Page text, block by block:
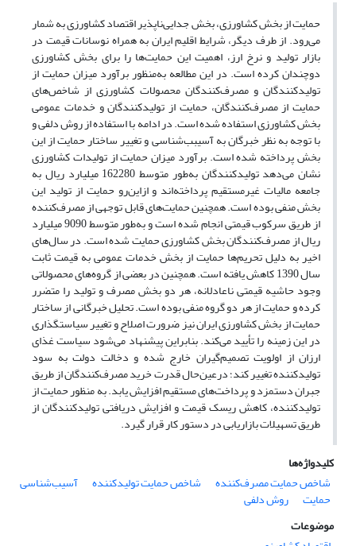
حمایت از بخش کشاورزی، بخش جدایی‌ناپذیر اقتصاد کشاورزی به شمار
می‌‌رود. از طرف دیگر، شرایط اقلیم ایران به همراه نوسانات قیمت در
بازار تولید و نرخ ارز، اهمیت این حمایت‌ها را برای بخش کشاورزی
دوچندان کرده است. در این مطالعه به‌منظور برآورد میزان حمایت از
تولیدکنندگان و مصرف‌کنندگان محصولات کشاورزی از شاخص‌های
حمایت از مصرف‌کنندگان، حمایت از تولیدکنندگان و خدمات عمومی
بخش کشاورزی استفاده شده است. در ادامه با استفاده از روش دلفی و
با توجه به نظر خبرگان به آسیبب‌شناسی و تغییر ساختار حمایت از این
بخش پرداخته شده است. برآورد میزان حمایت از تولیدات کشاورزی
نشان‌ می‌دهد تولیدکنندگان به‌طور متوسط 162280 میلیارد ریال به
جامعه مالیات غیرمستقیم پرداخته‌اند و از‌این‌رو حمایت از تولید این
بخش منفی بوده است. همچنین حمایت‌های قابل توجهی از مصرف‌‌کننده
از طریق سرکوب قیمتی انجام شده است و به‌طور متوسط 9090 میلیارد
ریال از مصرف‌کنندگان بخش کشاورزی حمایت شده است. در سال‌های
اخیر به دلیل تحریم‌ها حمایت از بخش خدمات عمومی به قیمت ثابت
سال 1390 کاهش یافته است. همچنین در بعضی از گروه‌های محصولاتی
وجود حاشیه قیمتی ناعادلانه، هر دو بخش مصرف و تولید را متضرر
کرده و حمایت از هر دو گروه منفی بوده است. تحلیل خبرگانی از ساختار
حمایت از بخش کشاورزی ایران نیز ضرورت اصلاح و تغییر سیاستگذاری
در این زمینه را تأیید می‌‌کند. بنابراین پیشنهاد می‌‌شود سیاست غذای
ارزان از اولویت‌‌ تصمیم‌گیران خارج شده و دخالت دولت به سود
تولیدکننده تغییر کند؛ درعین‌حال قدرت خرید مصرف‌کنندگان از طریق
جبران دستمزد و پرداخت‌‌های مستقیم افزایش یابد. به منظور حمایت از
تولیدکننده، کاهش ریسک قیمت و افزایش دریافتی تولیدکنندگان از
طریق تسهیلات بازاریابی در دستور کار قرار گیرد.
کلیدواژه‌ها
شاخص حمایت مصرف‌کننده
شاخص حمایت تولید‌کننده آسیب‌شناسی
حمایت
روش دلفی
موضوعات